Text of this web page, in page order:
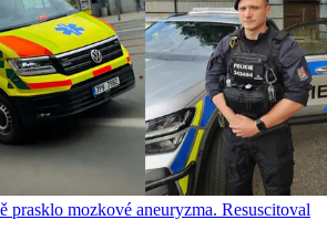
prasklo mozkové aneuryzma. Resuscitoval